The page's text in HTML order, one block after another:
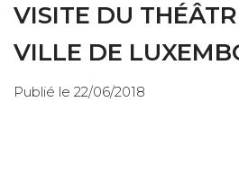
VISITE DU
VILLE DE
Publié le 22/06/2018